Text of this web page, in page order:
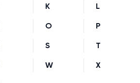
K L
O P
S T
W X